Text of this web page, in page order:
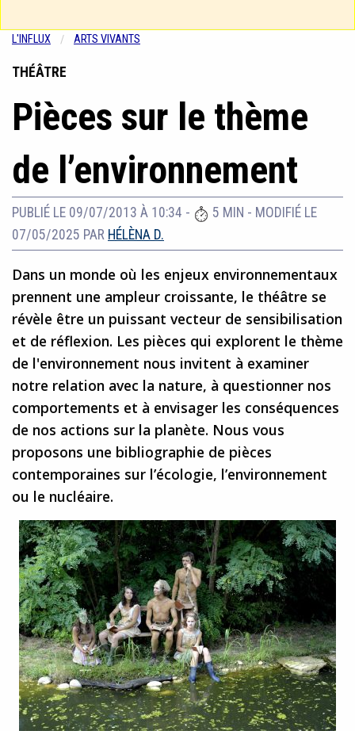
L'INFLUX ARTS VIVANTS
THÉÂTRE
Pièces sur le thème
de l’environnement
PUBLIÉ LE 09/07/2013 À 10:34 - 5 MIN - MODIFIÉ LE
07/05/2025 PAR HÉLÈNA D.
Dans un monde où les enjeux environnementaux
prennent une ampleur croissante, le théâtre se
révèle être un puissant vecteur de sensibilisation
et de réflexion. Les pièces qui explorent le thème
de l'environnement nous invitent à examiner
notre relation avec la nature, à questionner nos
comportements et à envisager les conséquences
de nos actions sur la planète. Nous vous
proposons une bibliographie de pièces
contemporaines sur l’écologie, l’environnement
ou le nucléaire.